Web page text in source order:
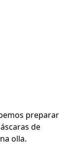
preparar
de
olla.